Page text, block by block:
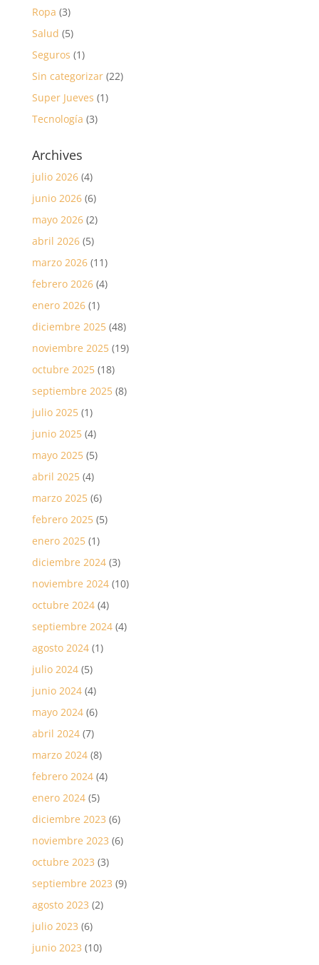
Ropa (3)
Salud (5)
Seguros (1)
Sin categorizar(22)
Super Jueves (1)
Tecnología (3)
Archives
julio 2026(4)
junio 2026(6)
mayo 2026(2)
abril 2026(5)
marzo 2026(11)
febrero 2026(4)
enero 2026(1)
diciembre 2025(48)
noviembre 2025(19)
octubre 2025(18)
septiembre 2025(8)
julio 2025(1)
junio 2025(4)
mayo 2025(5)
abril 2025(4)
marzo 2025(6)
febrero 2025(5)
enero 2025(1)
diciembre 2024(3)
noviembre 2024(10)
octubre 2024(4)
septiembre 2024(4)
agosto 2024(1)
julio 2024(5)
junio 2024(4)
mayo 2024(6)
abril 2024(7)
marzo 2024(8)
febrero 2024(4)
enero 2024(5)
diciembre 2023 (6)
noviembre 2023 (6)
octubre 2023 (3)
septiembre 2023 (9)
agosto 2023 (2)
julio 2023 (6)
junio 2023 (10)